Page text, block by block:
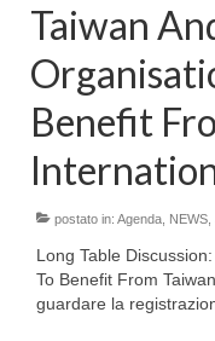
Taiwan
Benefit
postato in: Agenda, NEWS,
Long Table
To Benefit From
guardare la